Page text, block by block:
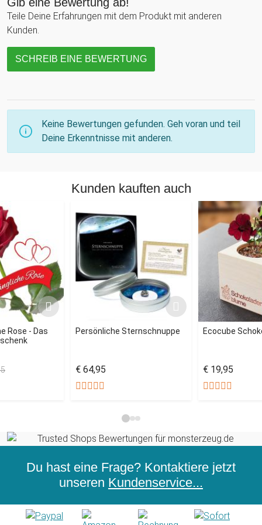
Teile Deine Erfahrungen mit dem Produkt mit anderen
Kunden.
SCHREIB EINE BEWERTUNG
Keine Bewertungen gefunden. Geh voran und teil
Deine Erkenntnisse mit anderen.
Kunden kauften auch
Rose - Das
Persönliche Sternschnuppe
€ 64,95
Ecocube
€ 19,95
Du hast eine Frage? Kontaktiere jetzt
unseren Kundenservice...